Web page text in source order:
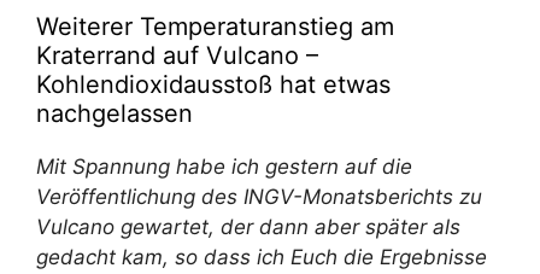
Weiterer Temperaturanstieg am
Kraterrand auf Vulcano –
Kohlendioxidausstoß hat etwas
nachgelassen
Mit Spannung habe ich gestern auf die
Veröffentlichung des INGV-Monatsberichts zu
Vulcano gewartet, der dann aber später als
gedacht kam, so dass ich Euch die Ergebnisse